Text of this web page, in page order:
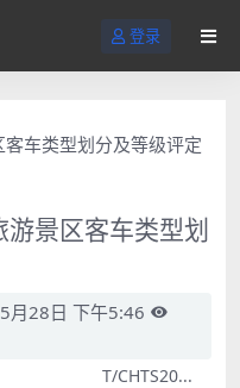
登录
景区客车类型划
月28日 下午5:46
T/CHTS20...